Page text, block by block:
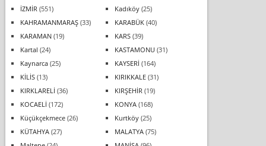
İZMİR (551) Kadıköy(25)
KAHRAMANMARAŞ(33) KARABÜK(40)
KARAMAN(19) KARS(39)
Kartal (24) KASTAMONU (31)
Kaynarca(25) KAYSERİ (164)
KİLİS(13) KIRIKKALE(31)
KIRKLARELİ (36) KIRŞEHİR (19)
KOCAELİ (172) KONYA(168)
Küçükçekmece(26) Kurtköy(25)
KÜTAHYA(27) MALATYA(75)